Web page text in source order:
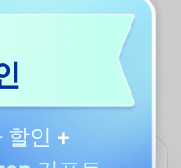
성기를 사용
?
인 +